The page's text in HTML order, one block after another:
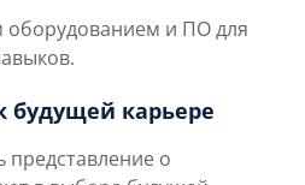
оборудованием и ПО для
будущей карьере
о